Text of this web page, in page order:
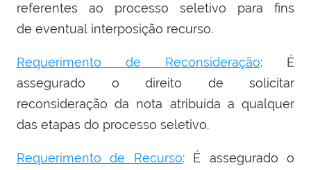
referentes ao processo seletivo para fins
de eventual interposição recurso.
Requerimento de Reconsideração: É
assegurado o direito de solicitar
reconsideração da nota atribuída a qualquer
das etapas do processo seletivo.
Requerimento de Recurso: É assegurado o